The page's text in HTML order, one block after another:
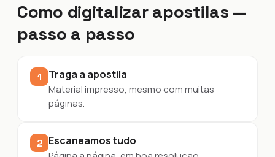
Como digitalizar apostilas —
passo a passo
1 Traga a apostila
Material impresso, mesmo com muitas
páginas.
2 Escaneamos tudo